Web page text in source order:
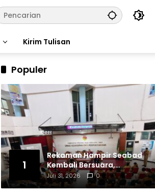
Kirim Tulisan
Populer
1
Rekaman Hampir Seabad
Kembali Bersuara,
Masyarakat Flores Hidupkan
Lagi Ingatan Leluhur
Juli 31, 2026 0